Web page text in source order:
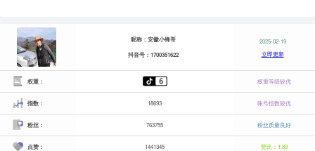
昵称：安徽小锋哥
抖音号：1700351622
2025-02-19
立即更新
权重： 权重等级较优
指数： 18693 账号指数较优
粉丝： 763755 粉丝质量良好
点赞： 1441345 赞比：1.89